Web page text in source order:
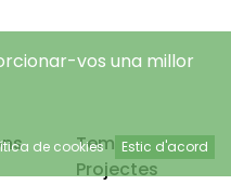
Temps Lliure
Projectes
vos una millor
de cookies Estic d'acord